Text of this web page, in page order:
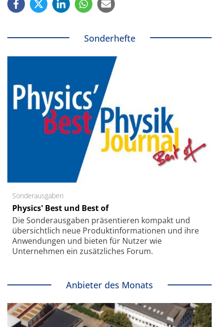
Sonderhefte
Sonderausgaben
Physics' Best und Best of
Die Sonder­ausgaben präsentieren kompakt und
übersichtlich neue Produkt­informationen und ihre
Anwendungen und bieten für Nutzer wie
Unternehmen ein zusätzliches Forum.
Anbieter des Monats